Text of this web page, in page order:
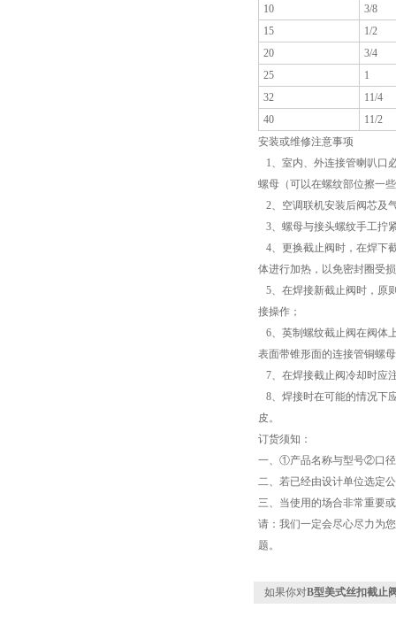
10
3/8
15
1/2
20
3/4
25
1
32
11/4
40
11/2
安装或维修注意事项
1、室内、外连接管喇叭口
螺母（可以在螺纹部位擦一
2、空调联机安装后阀芯及
3、螺母与接头螺纹手工拧
4、更换截止阀时，在焊下
体进行加热，以免密封圈受
5、在焊接新截止阀时，原
接操作；
6、英制螺纹截止阀在阀体上
表面带锥形面的连接管铜螺
7、在焊接截止阀冷却时应
8、焊接时在可能的情况下
皮。
订货须知：
一、①产品名称与型号②口
二、若已经由设计单位选定
三、当使用的场合非常重要
请：我们一定会尽心尽力为
题。
如果你对B型美式丝扣截止